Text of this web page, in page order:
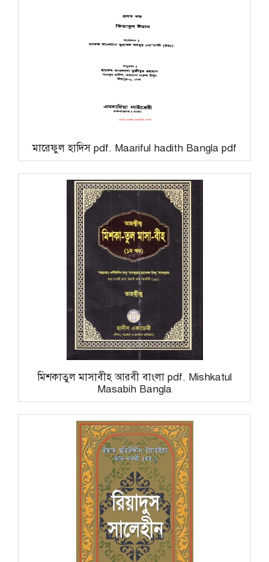
মারেফুল হাদিস pdf. Maariful hadith Bangla pdf
মিশকাতুল মাসাবীহ আরবী বাংলা pdf. Mishkatul
Masabih Bangla